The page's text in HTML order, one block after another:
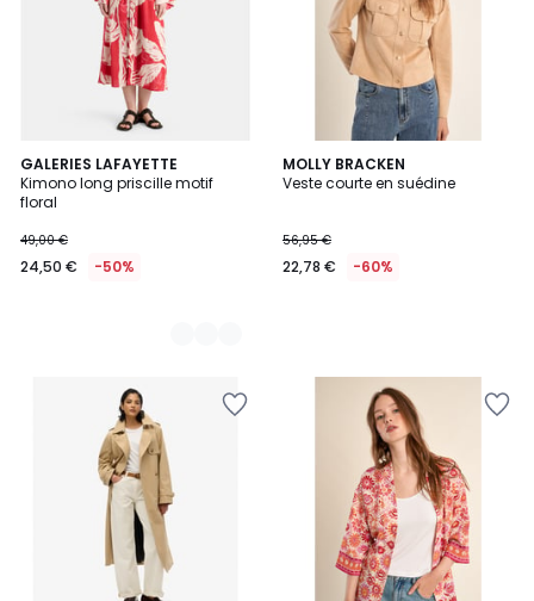
GALERIES LAFAYETTE
Kimono long priscille motif
floral
49,00 €
24,50 € -50%
2
Couleurs
MOLLY BRACKEN
Veste courte en suédine
56,95 €
22,78 € -60%